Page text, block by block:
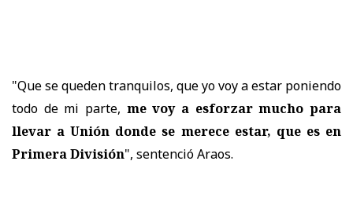
"Que se queden tranquilos, que yo voy a estar poniendo
todo de mi parte, me voy a esforzar mucho para
llevar a Unión donde se merece estar, que es en
Primera División", sentenció Araos.